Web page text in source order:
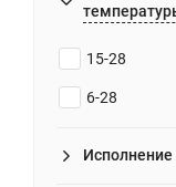
15-28
6-28
Исполнение